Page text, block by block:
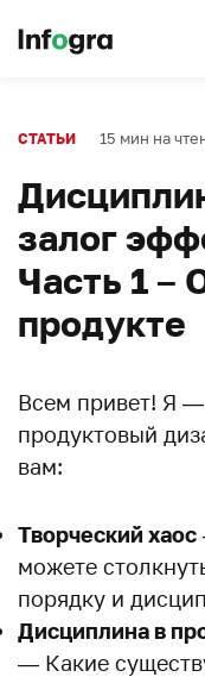
СТАТЬИ 15 мин на
залог
Часть 1 –
продукте
Всем привет! Я
продуктовый
вам:
Творческий хаос
можете
порядку и
Дисциплина в
— Какие